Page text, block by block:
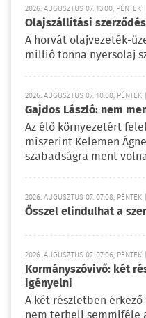
2026. AUGUSZTUS 07. 13:00, PÉNTEK
Olajszállítási
A horvát olajvezeték-
millió tonna nyersolaj
2026. AUGUSZTUS 07. 10:00, PÉNTEK
Gajdos László: nem
Az élő környezetért
miszerint Kelemen
szabadságra ment
2026. AUGUSZTUS 07. 07:08, PÉNTEK
Ősszel elindulhat a
2026. AUGUSZTUS 07. 07:06, PÉNTEK
Kormányszóvivő: két
igényelni
A két részletben